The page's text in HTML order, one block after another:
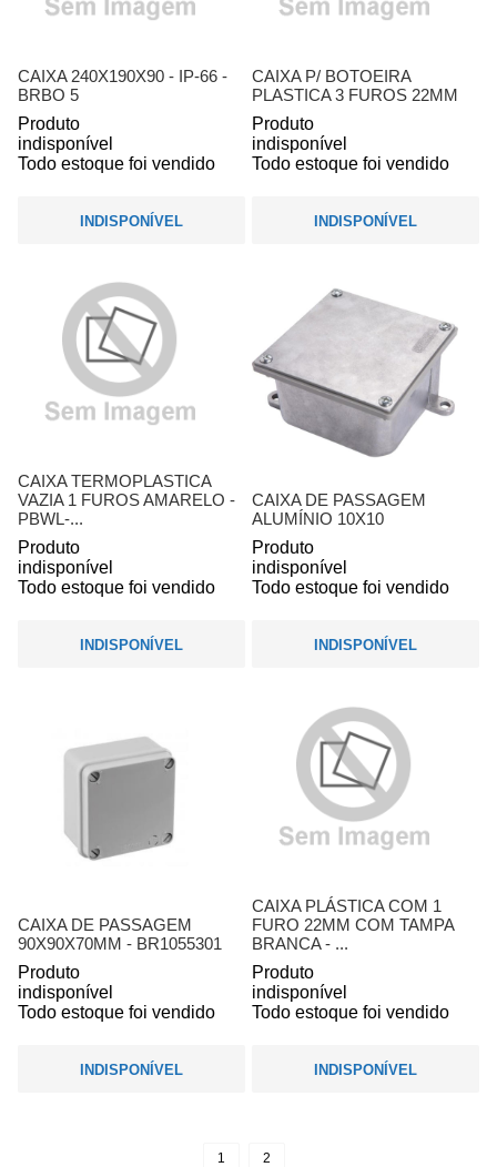
CAIXA 240X190X90 - IP-66 -
BRBO 5
Produto
indisponível
Todo estoque foi vendido
INDISPONÍVEL
CAIXA P/ BOTOEIRA
PLASTICA 3 FUROS 22MM
Produto
indisponível
Todo estoque foi vendido
INDISPONÍVEL
CAIXA TERMOPLASTICA
VAZIA 1 FUROS AMARELO -
PBWL-...
Produto
indisponível
Todo estoque foi vendido
INDISPONÍVEL
CAIXA DE PASSAGEM
ALUMÍNIO 10X10
Produto
indisponível
Todo estoque foi vendido
INDISPONÍVEL
CAIXA DE PASSAGEM
90X90X70MM - BR1055301
Produto
indisponível
Todo estoque foi vendido
INDISPONÍVEL
CAIXA PLÁSTICA COM 1
FURO 22MM COM TAMPA
BRANCA - ...
Produto
indisponível
Todo estoque foi vendido
INDISPONÍVEL
1 2